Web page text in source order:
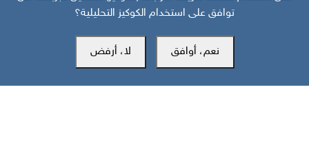
مركز سوث24 للأخبار والدراسات
توافق على استخدام الكوكيز التحليلية؟
نعم، أوافق لا، أرفض